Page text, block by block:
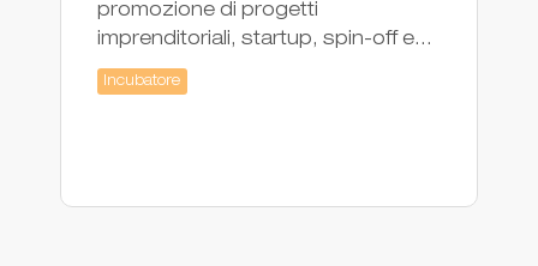
promozione di progetti
imprenditoriali, startup, spin-off e...
Incubatore